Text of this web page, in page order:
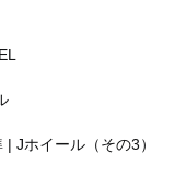
Jホイール（その3）